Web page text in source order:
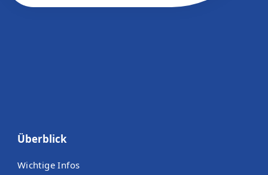
Überblick
Wichtige Infos